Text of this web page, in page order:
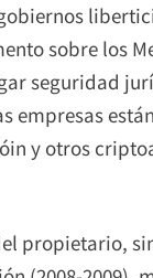
sobre los
seguridad
y otros
propietario,